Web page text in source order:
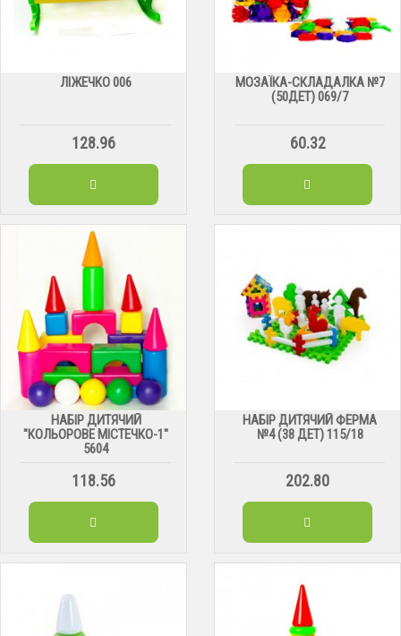
ЛІЖЕЧКО 006
128.96
МОЗАЇКА-СКЛАДАЛКА №7
(50ДЕТ) 069/7
60.32
НАБІР ДИТЯЧИЙ
"КОЛЬОРОВЕ МІСТЕЧКО-1"
5604
118.56
НАБІР ДИТЯЧИЙ ФЕРМА
№4 (38 ДЕТ) 115/18
202.80